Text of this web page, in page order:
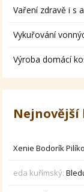
Vaření zdravě i s
Vykuřování
Výroba domácí
Xenie Bodorík
eda kuřímský: